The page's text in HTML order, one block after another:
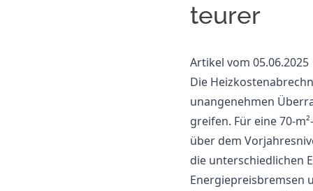
teurer
Artikel vom 05.06.2025
Die
unangenehmen
greifen. Für eine 70-
über dem
die unterschiedlichen
Energiepreisbremsen